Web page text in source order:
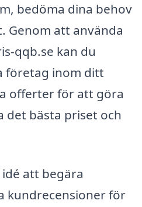
bedöma dina behov
Genom att använda
qqb.se kan du
företag inom ditt
offerter för att göra
det bästa priset och
att begära
kundrecensioner för